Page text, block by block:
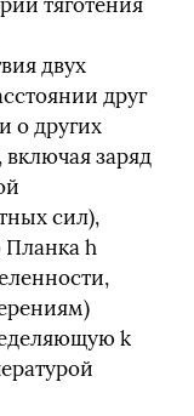
тяготения
двух
друг
о других
заряд
сил),
Планка h
k